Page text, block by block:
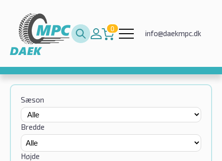
0
info@daekmpc.dk
Sæson
Bredde
Højde